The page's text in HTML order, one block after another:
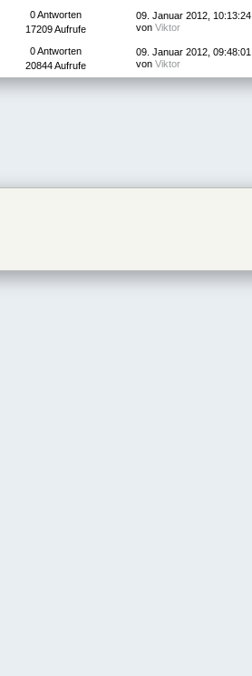
0 Antworten
17209 Aufrufe
09. Januar 2012, 10:13:24
von Viktor
0 Antworten
20844 Aufrufe
09. Januar 2012, 09:48:01
von Viktor